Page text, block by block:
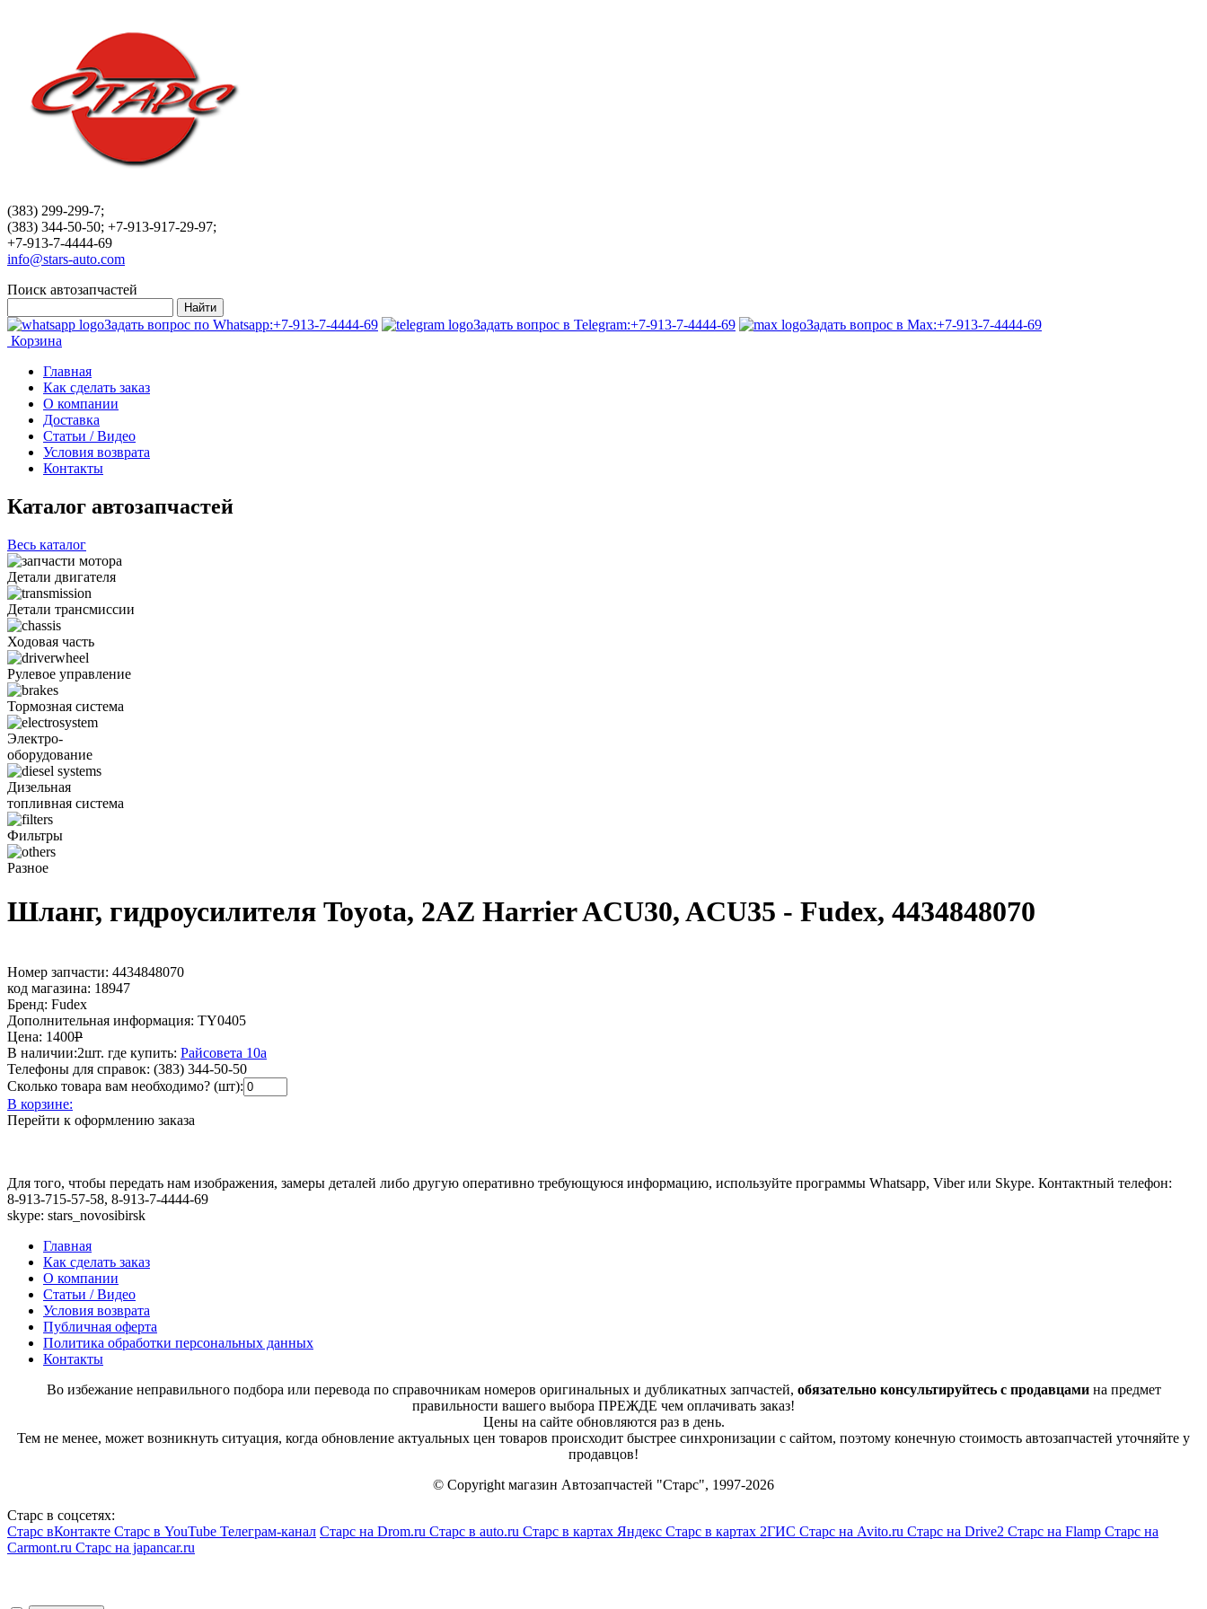
(383) 299-299-7;
(383) 344-50-50; +7-913-917-29-97;
+7-913-7-4444-69
info@stars-auto.com
Поиск автозапчастей
Задать вопрос по Whatsapp:+7-913-7-4444-69 Задать вопрос в Telegram:+7-913-7-4444-69 Задать вопрос в Max:+7-913-7-4444-69
Корзина
Главная
Как сделать заказ
О компании
Доставка
Статьи / Видео
Условия возврата
Контакты
Каталог автозапчастей
Весь каталог
Детали двигателя
Детали трансмиссии
Ходовая часть
Рулевое управление
Тормозная система
Электро-
оборудование
Дизельная
топливная система
Фильтры
Разное
Шланг, гидроусилителя Toyota, 2AZ Harrier ACU30, ACU35 - Fudex, 4434848070
Номер запчасти: 4434848070
код магазина: 18947
Бренд: Fudex
Дополнительная информация: TY0405
Цена: 1400Р
В наличии:2шт. где купить: Райсовета 10а
Телефоны для справок: (383) 344-50-50
Сколько товара вам необходимо? (шт):
В корзине:
Перейти к оформлению заказа
Для того, чтобы передать нам изображения, замеры деталей либо другую оперативно требующуюся информацию, используйте программы Whatsapp, Viber или Skype. Контактный телефон:
8-913-715-57-58, 8-913-7-4444-69
skype: stars_novosibirsk
Главная
Как сделать заказ
О компании
Статьи / Видео
Условия возврата
Публичная оферта
Политика обработки персональных данных
Контакты
Во избежание неправильного подбора или перевода по справочникам номеров оригинальных и дубликатных запчастей, обязательно консультируйтесь с продавцамина предмет
правильности вашего выбора ПРЕЖДЕ чем оплачивать заказ!
Цены на сайте обновляются раз в день.
Тем не менее, может возникнуть ситуация, когда обновление актуальных цен товаров происходит быстрее синхронизации с сайтом, поэтому конечную стоимость автозапчастей уточняйте у
продавцов!
© Copyright магазин Автозапчастей "Старс", 1997-2026
Старс в соцсетях:
Старс вКонтакте Старс в YouTube Телеграм-канал Старс на Drom.ru Старс в auto.ru Старс в картах Яндекс Старс в картах 2ГИС Старс на Avito.ru Старс на Drive2 Старс на Flamp Старс на
Carmont.ru Старс на japancar.ru